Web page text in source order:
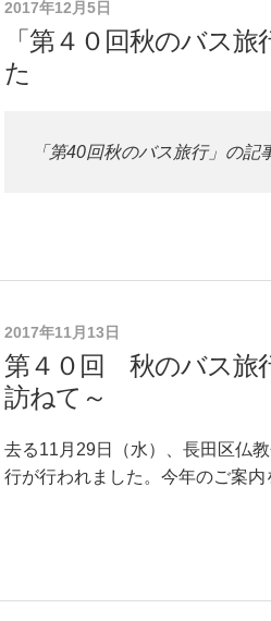
2017年12月5日
「第４０回秋のバス
た
「第40回秋のバス旅行」の
2017年11月13日
第４０回 秋のバス旅
訪ねて～
去る11月29日（水）、長田区仏
行が行われました。今年のご案内